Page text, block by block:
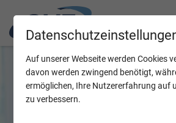
Auf unserer Webseite werden Cookies
davon werden zwingend benötigt,
ermöglichen, Ihre Nutzererfahrung auf
zu verbessern.